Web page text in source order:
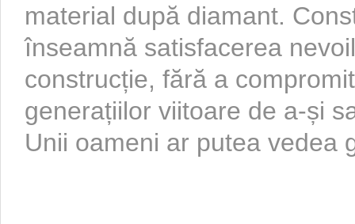
material după diamant.
înseamnă satisfacerea
construcție, fără a
generațiilor viitoare de a-și
Unii oameni ar putea vedea